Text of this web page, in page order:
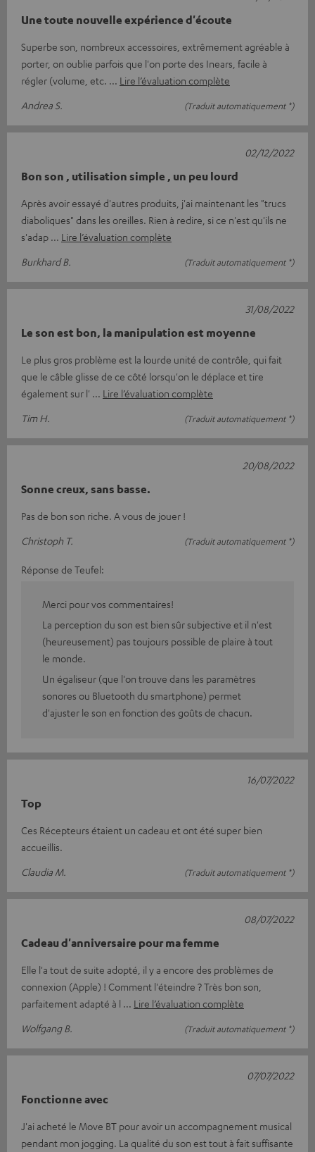
Une toute nouvelle expérience d'écoute
Superbe son, nombreux accessoires, extrêmement agréable à
porter, on oublie parfois que l'on porte des Inears, facile à
régler (volume, etc.
Lire l’évaluation complète
Andrea S.
(Traduit automatiquement *)
Bon son , utilisation simple , un peu lourd
Après avoir essayé d'autres produits, j'ai maintenant les "trucs
diaboliques" dans les oreilles. Rien à redire, si ce n'est qu'ils ne
s'adap
Lire l’évaluation complète
Burkhard B.
(Traduit automatiquement *)
02/12/2022
Le son est bon, la manipulation est moyenne
Le plus gros problème est la lourde unité de contrôle, qui fait
que le câble glisse de ce côté lorsqu'on le déplace et tire
également sur l'
Lire l’évaluation complète
Tim H.
(Traduit automatiquement *)
31/08/2022
Sonne creux, sans basse.
Pas de bon son riche. A vous de jouer !
Christoph T.
(Traduit automatiquement *)
20/08/2022
Réponse de Teufel:
Merci pour vos commentaires!
La perception du son est bien sûr subjective et il n'est
(heureusement) pas toujours possible de plaire à tout
le monde.
Un égaliseur (que l'on trouve dans les paramètres
sonores ou Bluetooth du smartphone) permet
d'ajuster le son en fonction des goûts de chacun.
Top
Ces Récepteurs étaient un cadeau et ont été super bien
accueillis.
Claudia M.
(Traduit automatiquement *)
16/07/2022
Cadeau d'anniversaire pour ma femme
Elle l'a tout de suite adopté, il y a encore des problèmes de
connexion (Apple) ! Comment l'éteindre ? Très bon son,
parfaitement adapté à l
Lire l’évaluation complète
Wolfgang B.
(Traduit automatiquement *)
08/07/2022
Fonctionne avec
J'ai acheté le Move BT pour avoir un accompagnement musical
pendant mon jogging. La qualité du son est tout à fait suffisante
07/07/2022